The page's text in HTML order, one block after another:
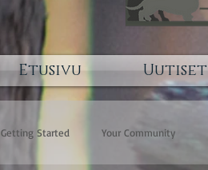
Getting Started Your Community
Etusivu Uutiset